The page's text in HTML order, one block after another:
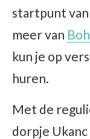
startpunt van
meer van
kun je op
huren.
Met de
dorpje